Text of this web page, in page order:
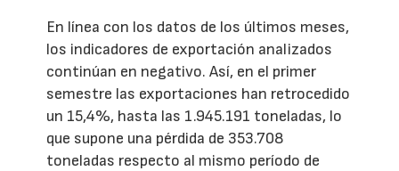
En línea con los datos de los últimos meses,
los indicadores de exportación analizados
continúan en negativo. Así, en el primer
semestre las exportaciones han retrocedido
un 15,4%, hasta las 1.945.191 toneladas, lo
que supone una pérdida de 353.708
toneladas respecto al mismo período de